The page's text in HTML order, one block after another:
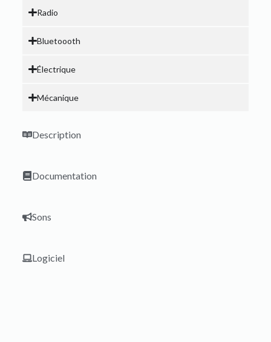
Description
Documentation
Sons
Logiciel
Radio
Bluetoooth
Électrique
Mécanique